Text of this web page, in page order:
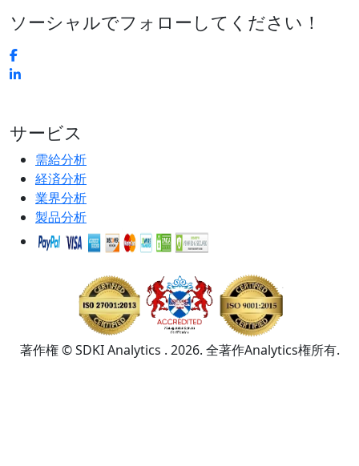
ソーシャルでフォローしてください！
サービス
需給分析
経済分析
業界分析
製品分析
著作権 © SDKI Analytics . 2026. 全著作Analytics権所有.